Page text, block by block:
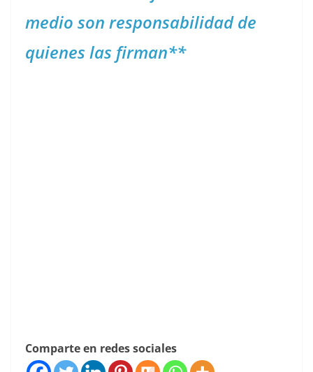
medio son responsabilidad de
quienes las firman**
Comparte en redes sociales